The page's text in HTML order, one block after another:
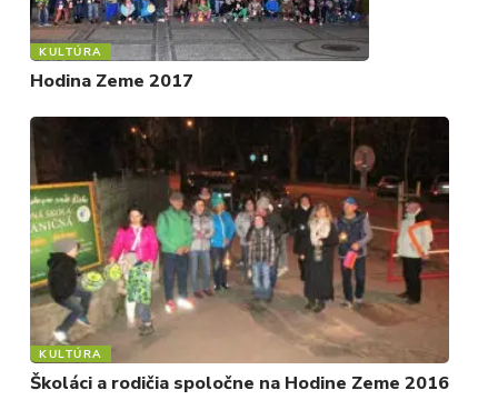
KULTÚRA
Hodina Zeme 2017
KULTÚRA
Školáci a rodičia spoločne na Hodine Zeme 2016